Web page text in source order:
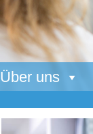
Über uns